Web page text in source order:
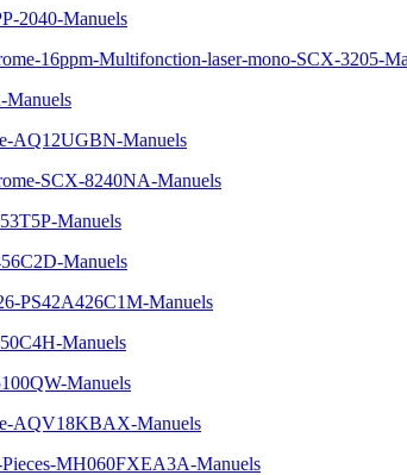
2040-Manuels
16ppm-Multifonction-laser-mono-SCX-3205-
Manuels
AQ12UGBN-Manuels
SCX-8240NA-Manuels
Manuels
Manuels
PS42A426C1M-Manuels
Manuels
Manuels
AQV18KBAX-Manuels
Pieces-MH060FXEA3A-Manuels